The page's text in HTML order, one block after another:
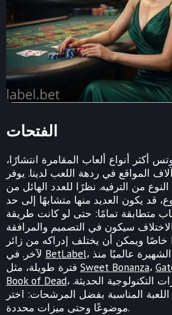
الفتحات
أكثر أنواع ألعاب المقامرة انتشارًا،
المواقع في ردهة اللعب لدينا. يوفر
من الترفيه. نظرًا للعدد الهائل من
قد يكون العديد منها متشابهًا إلى حد
متطابقة تمامًا: حتى لو كانت طريقة
سيكون في التصميم والمرافقة
خاصًا ويمكن أن يختلف إدراكه من زائر
BetLabel، ستجد كلاً من الألعاب الشهيرة عالميًا منذ
Sweet Bonanza،
Book of Dead، بالإضافة إلى التطورات التكنولوجية الحديثة.
المناسبة بفضل المرشحات: اختر
موضوعًا وحتى ميزات محددة.